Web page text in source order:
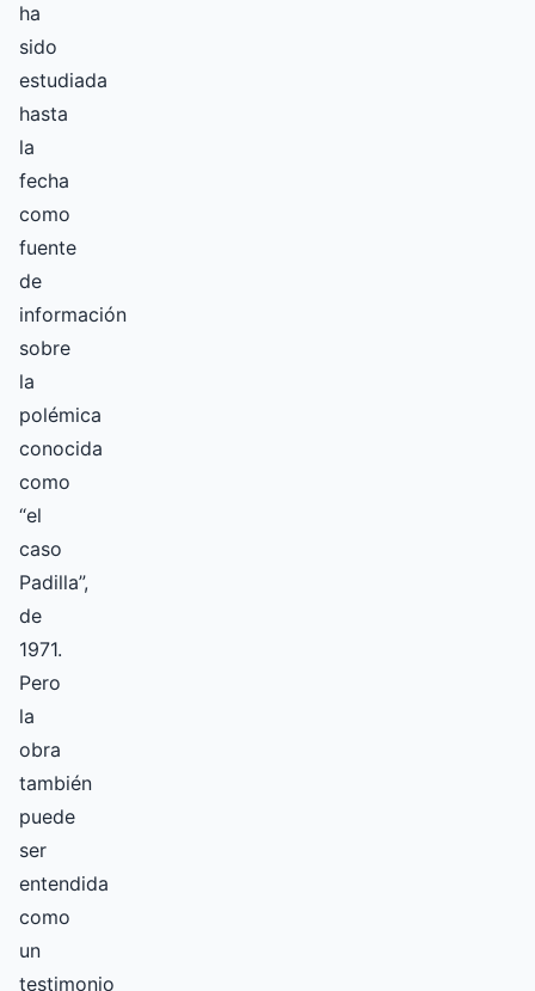
ha
sido
estudiada
hasta
la
fecha
como
fuente
de
información
sobre
la
polémica
conocida
como
“el
caso
Padilla”,
de
1971.
Pero
la
obra
también
puede
ser
entendida
como
un
testimonio